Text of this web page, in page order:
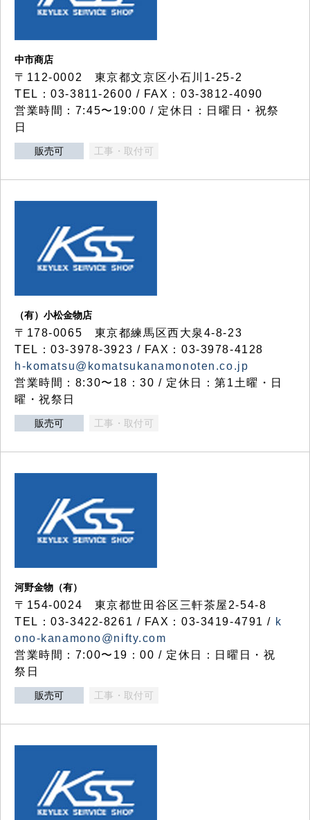
中市商店
〒112-0002 東京都文京区小石川1-25-2
TEL：03-3811-2600 / FAX：03-3812-4090
営業時間：7:45〜19:00 / 定休日：日曜日・祝祭
日
販売可 工事・取付可
（有）小松金物店
〒178-0065 東京都練馬区西大泉4-8-23
TEL：03-3978-3923 / FAX：03-3978-4128
h-komatsu@komatsukanamonoten.co.jp
営業時間：8:30〜18：30 / 定休日：第1土曜・日
曜・祝祭日
販売可 工事・取付可
河野金物（有）
〒154-0024 東京都世田谷区三軒茶屋2-54-8
TEL：03-3422-8261 / FAX：03-3419-4791 / k
ono-kanamono@nifty.com
営業時間：7:00〜19：00 / 定休日：日曜日・祝
祭日
販売可 工事・取付可